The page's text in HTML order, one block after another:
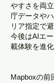
やすさを両
庁データや
リア指定で
今後はAIエ
載体験を進
Mapboxの前